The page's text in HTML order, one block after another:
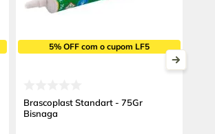
5% OFF com o cupom LF5
Brascoplast Standart - 75Gr
Bisnaga